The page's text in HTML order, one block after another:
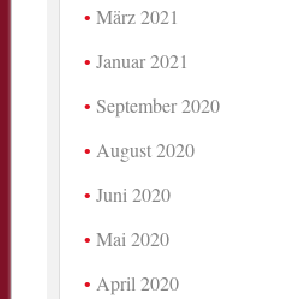
März 2021
Januar 2021
September 2020
August 2020
Juni 2020
Mai 2020
April 2020